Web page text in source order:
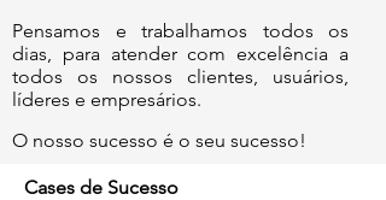
Pensamos e trabalhamos todos os
dias, para atender com excelência a
todos os nossos clientes, usuários,
líderes e empresários.
O nosso sucesso é o seu sucesso!
Cases de Sucesso